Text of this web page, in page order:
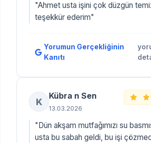
"Ahmet usta işini çok düzgün
teşekkür ederim"
Yorumun Gerçekliğinin
Kanıtı
K
Kübra n Sen
13.03.2026
"Dün akşam mutfağımızı su
usta bu sabah geldi, bu işi